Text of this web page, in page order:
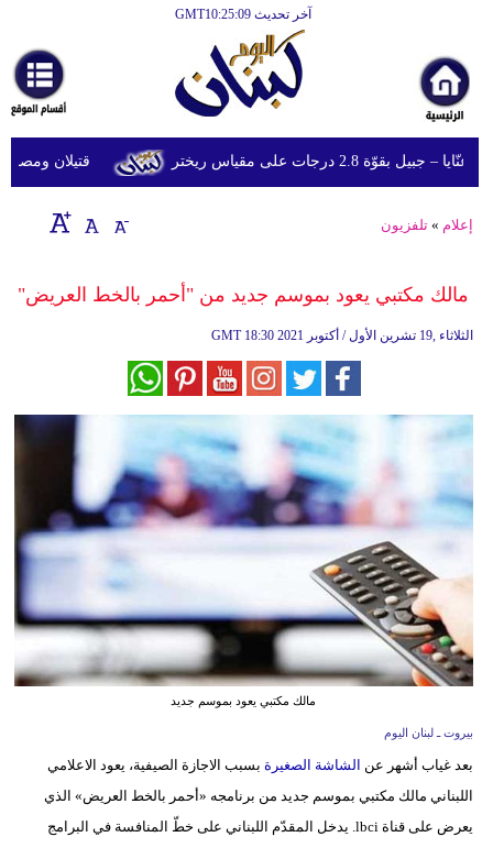
آخر تحديث GMT10:25:09
أخبارعاجلة
رياضة
ثقافة
إقتصاد
وموسيقى
وتغذية
ديكور
إعلام
أزياء
إسلامية
قتيلان ومصابون جراء 14 غارة إسرائيلية على 2.8 درجات على مقياس ريختر
إعلام »تلفزيون
مالك مكتبي يعود بموسم جديد من "أحمر بالخط العريض"
GMT 18:30 2021 الثلاثاء ,19 تشرين الأول / أكتوبر
مالك مكتبي يعود بموسم جديد
بيروت ـ لبنان اليوم
بعد غياب أشهر عن الشاشة الصغيرة بسبب الاجازة الصيفية، يعود الاعلامي
اللبناني مالك مكتبي بموسم جديد من برنامجه «أحمر بالخط العريض» الذي
يعرض على قناة lbci. يدخل المقدّم اللبناني على خطّ المنافسة في البرامج